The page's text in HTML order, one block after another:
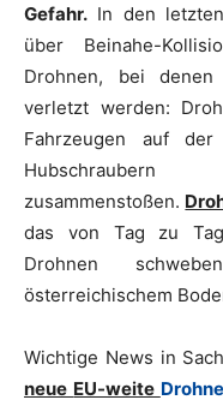
Gefahr. In den
über Beinahe-
Drohnen, bei
verletzt werden:
Fahrzeugen auf
Hubschraubern
zusammenstoßen.
das von Tag zu
Drohnen
österreichischem
Wichtige News in
neue EU-weite